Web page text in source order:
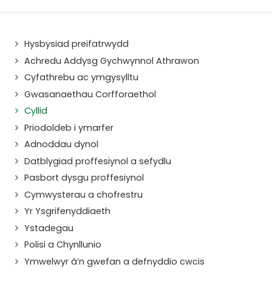
Hysbysiad preifatrwydd
Achredu Addysg Gychwynnol Athrawon
Cyfathrebu ac ymgysylltu
Gwasanaethau Corfforaethol
Cyllid
Priodoldeb i ymarfer
Adnoddau dynol
Datblygiad proffesiynol a sefydlu
Pasbort dysgu proffesiynol
Cymwysterau a chofrestru
Yr Ysgrifenyddiaeth
Ystadegau
Polisi a Chynllunio
Ymwelwyr â’n gwefan a defnyddio cwcis